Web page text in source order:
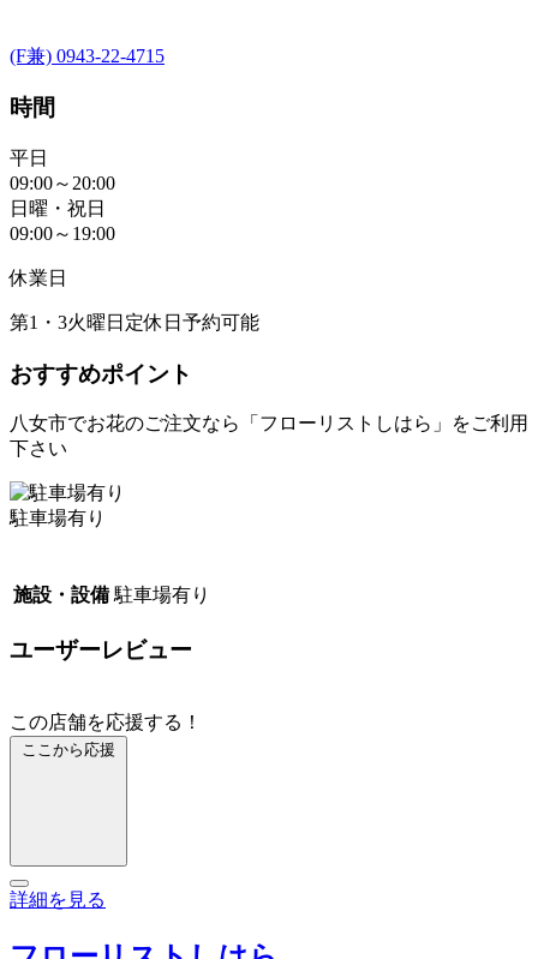
(F兼) 0943-22-4715
時間
平日
09:00～20:00
日曜・祝日
09:00～19:00
休業日
第1・3火曜日定休日予約可能
おすすめポイント
八女市でお花のご注文なら「フローリストしはら」をご利用
下さい
駐車場有り
施設・設備 駐車場有り
ユーザーレビュー
この店舗を応援する！
ここから応援
詳細を見る